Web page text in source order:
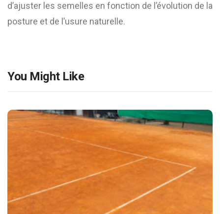
d’ajuster les semelles en fonction de l’évolution de la
posture et de l’usure naturelle.
You Might Like